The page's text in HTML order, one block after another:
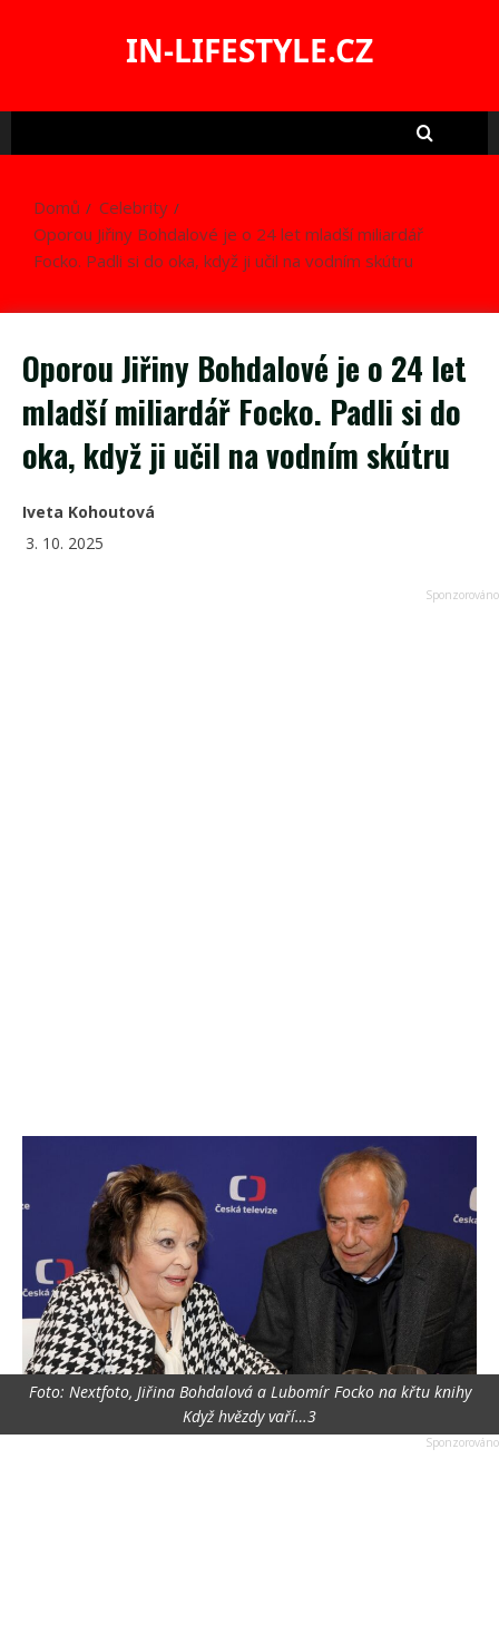
IN-LIFESTYLE.CZ
Domů
Celebrity
Oporou Jiřiny Bohdalové je o 24 let mladší miliardář
Focko. Padli si do oka, když ji učil na vodním skútru
Oporou Jiřiny Bohdalové je o 24 let
mladší miliardář Focko. Padli si do
oka, když ji učil na vodním skútru
Iveta Kohoutová
3. 10. 2025
Foto: Nextfoto, Jiřina Bohdalová a Lubomír Focko na křtu knihy
Když hvězdy vaří…3